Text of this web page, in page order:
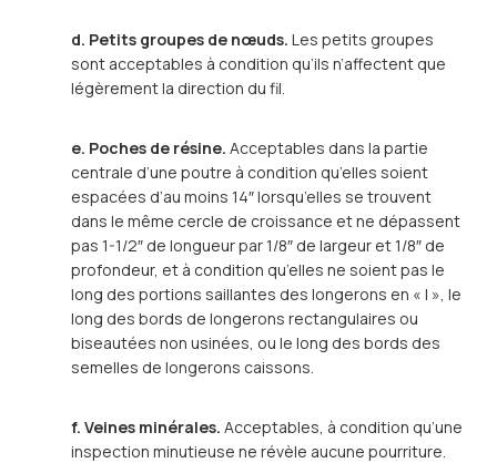
d. Petits groupes de nœuds. Les petits groupes
sont acceptables à condition qu’ils n’affectent que
légèrement la direction du fil.
e. Poches de résine. Acceptables dans la partie
centrale d’une poutre à condition qu’elles soient
espacées d’au moins 14″ lorsqu’elles se trouvent
dans le même cercle de croissance et ne dépassent
pas 1-1/2″ de longueur par 1/8″ de largeur et 1/8″ de
profondeur, et à condition qu’elles ne soient pas le
long des portions saillantes des longerons en « I », le
long des bords de longerons rectangulaires ou
biseautées non usinées, ou le long des bords des
semelles de longerons caissons.
f. Veines minérales. Acceptables, à condition qu’une
inspection minutieuse ne révèle aucune pourriture.